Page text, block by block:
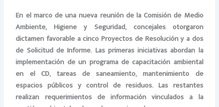
En el marco de una nueva reunión de la Comisión de Medio
Ambiente, Higiene y Seguridad, concejales otorgaron
dictamen favorable a cinco Proyectos de Resolución y a dos
de Solicitud de Informe. Las primeras iniciativas abordan la
implementación de un programa de capacitación ambiental
en el CD, tareas de saneamiento, mantenimiento de
espacios públicos y control de residuos. Las restantes
realizan requerimientos de información vinculados a la